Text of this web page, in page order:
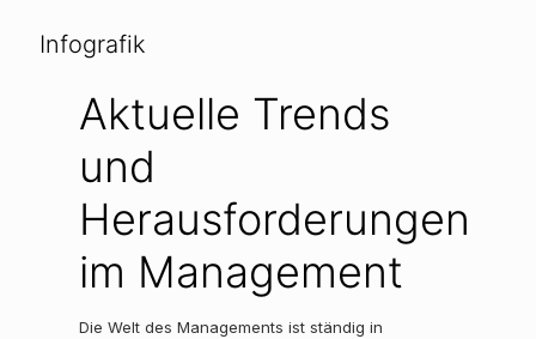
Infografik
Aktuelle Trends
und
Herausforderungen
im Management
Die Welt des Managements ist ständig in